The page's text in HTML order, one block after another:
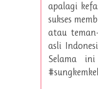
apalagi
sukses
atau
asli
Selama